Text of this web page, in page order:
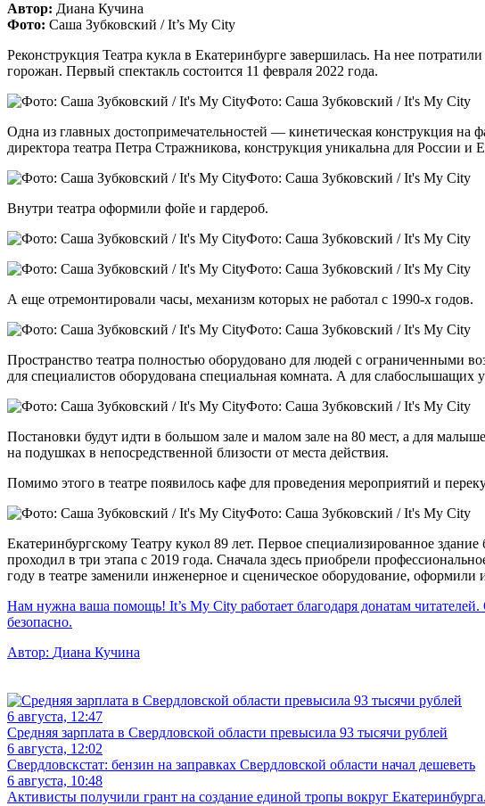
Автор: Диана Кучина
Фото: Саша Зубковский / It’s My City
Реконструкция Театра кукла в Екатеринбурге завершилась. На нее
горожан. Первый спектакль состоится 11 февраля 2022 года.
Фото: Саша Зубковский / It's My City
Одна из главных достопримечательностей — кинетическая конструкция
директора театра Петра Стражникова, конструкция уникальна для России
Фото: Саша Зубковский / It's My City
Внутри театра оформили фойе и гардероб.
Фото: Саша Зубковский / It's My City
Фото: Саша Зубковский / It's My City
А еще отремонтировали часы, механизм которых не работал с 1990-х годов.
Фото: Саша Зубковский / It's My City
Пространство театра полностью оборудовано для людей с ограниченными
для специалистов оборудована специальная комната. А для слабослышащих
Фото: Саша Зубковский / It's My City
Постановки будут идти в большом зале и малом зале на 80 мест, а для
на подушках в непосредственной близости от места действия.
Помимо этого в театре появилось кафе для проведения мероприятий и
Фото: Саша Зубковский / It's My City
Екатеринбургскому Театру кукол 89 лет. Первое специализированное
проходил в три этапа с 2019 года. Сначала здесь приобрели
году в театре заменили инженерное и сценическое оборудование, оформили
Нам нужна ваша помощь! It’s My City работает благодаря донатам
безопасно.
Автор: Диана Кучина
6 августа, 12:47
Средняя зарплата в Свердловской области превысила 93 тысячи рублей
6 августа, 12:02
Свердловскстат: бензин на заправках Свердловской области начал дешеветь
6 августа, 10:48
Активисты получили грант на создание единой тропы вокруг